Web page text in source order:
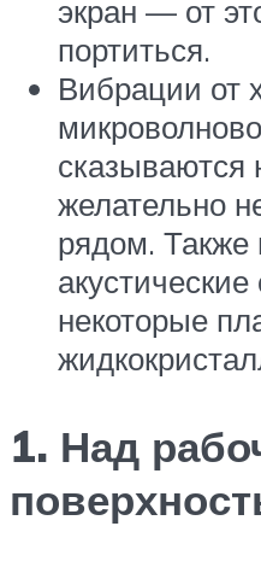
экран — от
портиться.
Вибрации от
сказываются
желательно
рядом. Также
некоторые
1. Над